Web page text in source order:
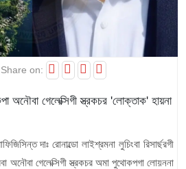
Share on:
অনৌবা গেলেক্সিগী স্ত্রকচর 'লোক্তাক' হায়না
দাঃ রোনাল্ডো লাইশ্রমনা লুচিংবা রিসার্ছরগী
অনৌবা গেলেক্সিগী স্ত্রকচর অমা পুথোকপগা লোয়ননা